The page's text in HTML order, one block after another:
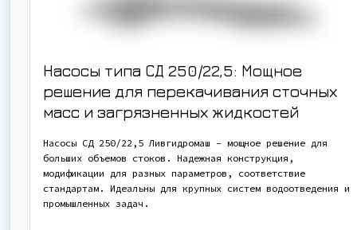
Насосы типа СД 250/22,5: Мощное
решение для перекачивания сточных
масс и загрязненных жидкостей
Насосы СД 250/22,5 Ливгидромаш – мощное решение для
больших объемов стоков. Надежная конструкция,
модификации для разных параметров, соответствие
стандартам. Идеальны для крупных систем водоотведения и
промышленных задач.